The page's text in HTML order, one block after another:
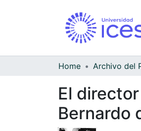
Home
El
Bernardo